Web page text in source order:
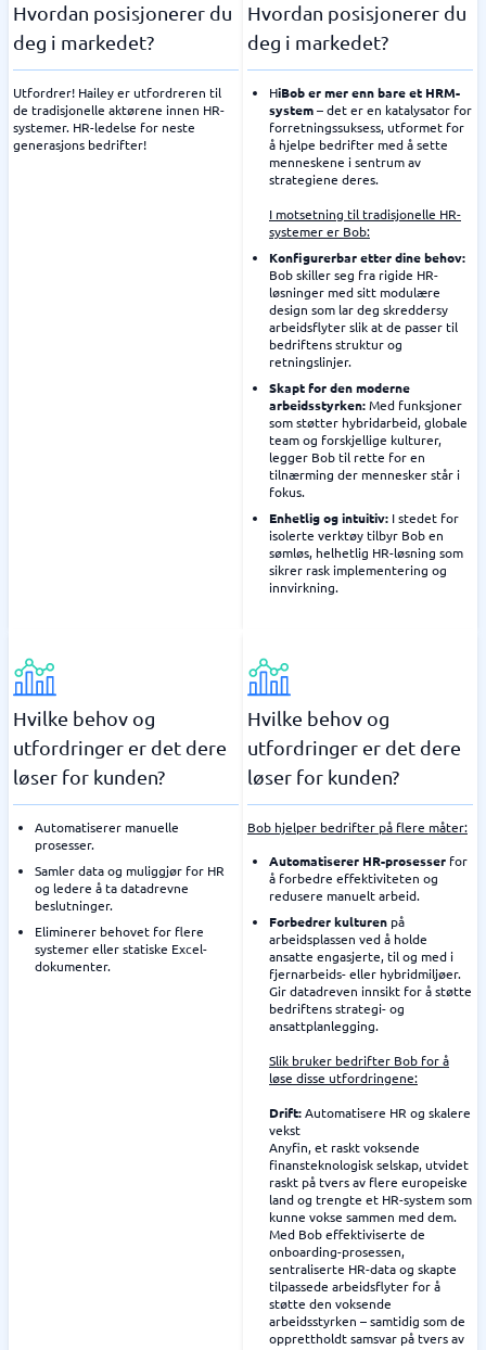
Hvordan posisjonerer du
deg i markedet?
Utfordrer! Hailey er utfordreren til
de tradisjonelle aktørene innen HR-
systemer. HR-ledelse for neste
generasjons bedrifter!
Hvordan posisjonerer du
deg i markedet?
HiBob er mer enn bare et HRM-
system– det er en katalysator for
forretningssuksess, utformet for
å hjelpe bedrifter med å sette
menneskene i sentrum av
strategiene deres.
I motsetning til tradisjonelle HR-
systemer er Bob:
Konfigurerbar etter dine behov:
Bob skiller seg fra rigide HR-
løsninger med sitt modulære
design som lar deg skreddersy
arbeidsflyter slik at de passer til
bedriftens struktur og
retningslinjer.
Skapt for den moderne
arbeidsstyrken:Med funksjoner
som støtter hybridarbeid, globale
team og forskjellige kulturer,
legger Bob til rette for en
tilnærming der mennesker står i
fokus.
Enhetlig og intuitiv: I stedet for
isolerte verktøy tilbyr Bob en
sømløs, helhetlig HR-løsning som
sikrer rask implementering og
innvirkning.
Hvilke behov og
utfordringer er det dere
løser for kunden?
Automatiserer manuelle
prosesser.
Samler data og muliggjør for HR
og ledere å ta datadrevne
beslutninger.
Eliminerer behovet for flere
systemer eller statiske Excel-
dokumenter.
Hvilke behov og
utfordringer er det dere
løser for kunden?
Bob hjelper bedrifter på flere måter:
Automatiserer HR-prosesser for
å forbedre effektiviteten og
redusere manuelt arbeid.
Forbedrer kulturen på
arbeidsplassen ved å holde
ansatte engasjerte, til og med i
fjernarbeids- eller hybridmiljøer.
Gir datadreven innsikt for å støtte
bedriftens strategi- og
ansattplanlegging.
Slik bruker bedrifter Bob for å
løse disse utfordringene:
Drift:Automatisere HR og skalere
vekst
Anyfin, et raskt voksende
finansteknologisk selskap, utvidet
raskt på tvers av flere europeiske
land og trengte et HR-system som
kunne vokse sammen med dem.
Med Bob effektiviserte de
onboarding-prosessen,
sentraliserte HR-data og skapte
tilpassede arbeidsflyter for å
støtte den voksende
arbeidsstyrken – samtidig som de
opprettholdt samsvar på tvers av